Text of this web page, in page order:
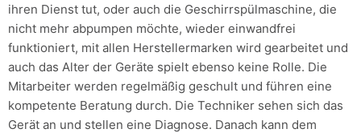
ihren Dienst tut, oder auch die Geschirrspülmaschine, die
nicht mehr abpumpen möchte, wieder einwandfrei
funktioniert, mit allen Herstellermarken wird gearbeitet und
auch das Alter der Geräte spielt ebenso keine Rolle. Die
Mitarbeiter werden regelmäßig geschult und führen eine
kompetente Beratung durch. Die Techniker sehen sich das
Gerät an und stellen eine Diagnose. Danach kann dem